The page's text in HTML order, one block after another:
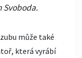
Svoboda.
může také
která vyrábí